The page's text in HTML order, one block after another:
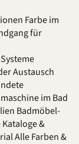
Farbe im
für
Austausch
im Bad
Badmöbel-
Kataloge &
Alle Farben &